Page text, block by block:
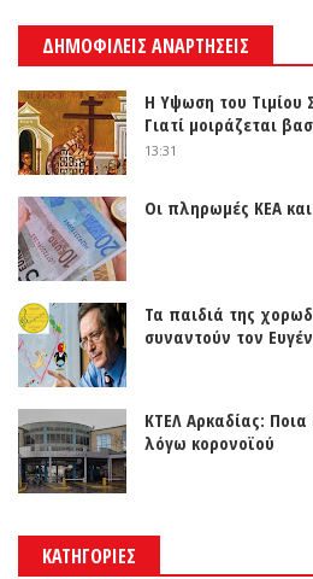
ΔΗΜΟΦΙΛΕΙΣ ΑΝΑΡΤΗΣΕΙΣ
Η Υψωση του Τιμίου
Γιατί μοιράζεται
13:31
Οι πληρωμές ΚΕΑ
Τα παιδιά της
συναντούν τον
ΚΤΕΛ Αρκαδίας:
λόγω κορονοϊού
ΚΑΤΗΓΟΡΙΕΣ